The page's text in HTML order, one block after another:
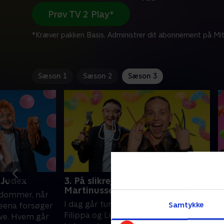
Samtykke
Prøv TV 2 Play*
*Kræver pakken Basis. Administrer dit abonnement på Mit
Sæson 1 Sæson 2 Sæson 3
når
forsøger
Hvem går
3. På slikrejse med Sofie
Martinussen
I dag går turen jorden rundt. Lasse,
Filippa og Lilly skal skabe vartegn fra